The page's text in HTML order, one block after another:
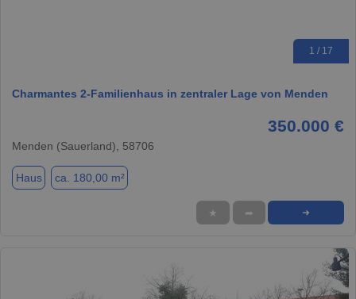
1 / 17
Charmantes 2-Familienhaus in zentraler Lage von Menden
350.000 €
Menden (Sauerland), 58706
Haus ca. 180,00 m²
★ ➦ ➜